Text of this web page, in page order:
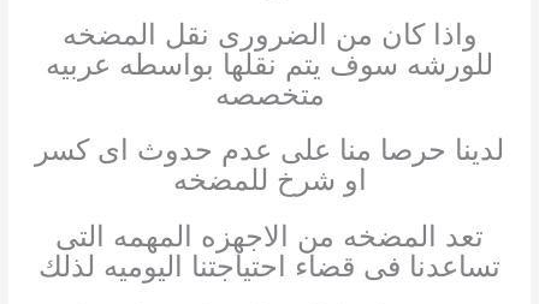
واذا كان من الضرورى نقل المضخه
للورشه سوف يتم نقلها بواسطه عربيه
متخصصه
لدينا حرصا منا على عدم حدوث اى كسر
او شرخ للمضخه
تعد المضخه من الاجهزه المهمه التى
تساعدنا فى قضاء احتياجتنا اليوميه لذلك